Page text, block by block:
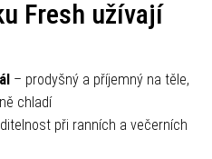
Fresh užívají
– prodyšný a příjemný na těle,
chladí
při ranních a večerních